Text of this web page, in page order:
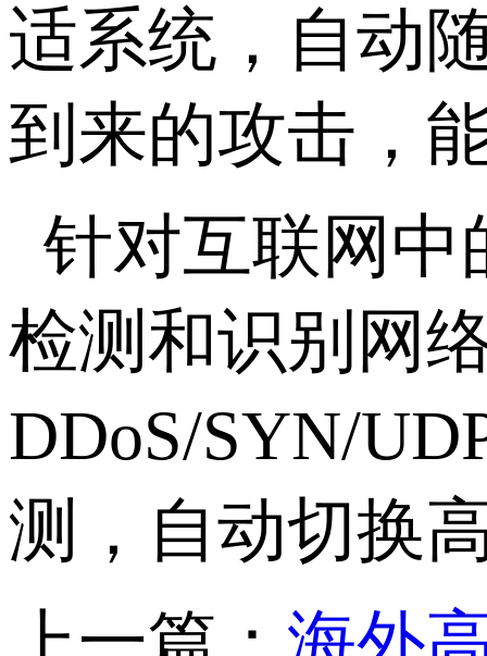
适系统，自动
到来的攻击，
针对互联网中
检测和识别网
DDoS/SYN/
测，自动切换